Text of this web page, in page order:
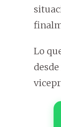
Lo